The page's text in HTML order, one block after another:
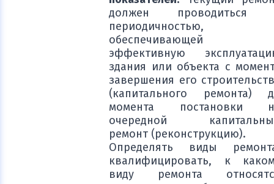
должен проводиться
периодичностью,
обеспечивающей
эффективную
здания или объекта с
завершения его
(капитального ремонта)
момента постановки
очередной
ремонт (реконструкцию).
Определять виды
квалифицировать, к
виду ремонта